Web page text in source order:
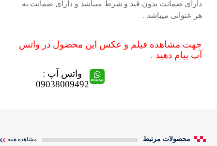
دارای ضمانت بدون قید و شرط میباشد و دارای ضمانت به
هر عنوانی میباشد .
جهت مشاهده فیلم و عکس این محصول در واتس
آپ پیام دهید .
واتس آپ :
09038009492
محصولات مرتبط مشاهده همه